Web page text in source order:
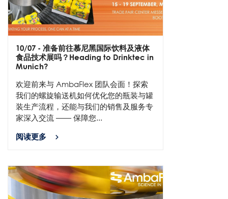
10/07 - 准备前往慕尼黑国际饮料及液体
食品技术展吗？Heading to Drinktec in
Munich?
欢迎前来与 AmbaFlex 团队会面！探索
我们的螺旋输送机如何优化您的瓶装与罐
装生产流程，还能与我们的销售及服务专
家深入交流 —— 保障您...
阅读更多